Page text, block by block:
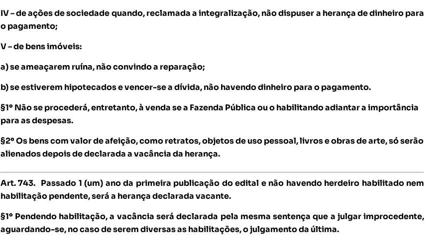
IV – de ações de sociedade quando, reclamada a integralização, não dispuser a herança de dinheiro para
o pagamento;
V – de bens imóveis:
a) se ameaçarem ruína, não convindo a reparação;
b) se estiverem hipotecados e vencer-se a dívida, não havendo dinheiro para o pagamento.
§1º Não se procederá, entretanto, à venda se a Fazenda Pública ou o habilitando adiantar a importância
para as despesas.
§2º Os bens com valor de afeição, como retratos, objetos de uso pessoal, livros e obras de arte, só serão
alienados depois de declarada a vacância da herança.
Art. 743. Passado 1 (um) ano da primeira publicação do edital e não havendo herdeiro habilitado nem
habilitação pendente, será a herança declarada vacante.
§1º Pendendo habilitação, a vacância será declarada pela mesma sentença que a julgar improcedente,
aguardando-se, no caso de serem diversas as habilitações, o julgamento da última.